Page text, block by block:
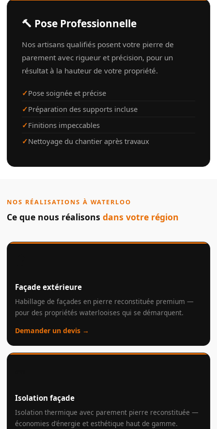
🔨 Pose Professionnelle
Nos artisans qualifiés posent votre pierre de
parement avec rigueur et précision, pour un
résultat à la hauteur de votre propriété.
Pose soignée et précise
Préparation des supports incluse
Finitions impeccables
Nettoyage du chantier après travaux
NOS RÉALISATIONS À WATERLOO
Ce que nous réalisons dans votre région
Façade extérieure
Habillage de façades en pierre reconstituée premium —
pour des propriétés waterlooises qui se démarquent.
Demander un devis →
Isolation façade
Isolation thermique avec parement pierre reconstituée —
économies d'énergie et esthétique haut de gamme.